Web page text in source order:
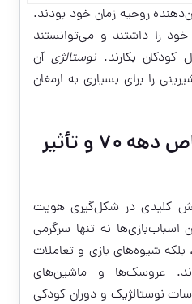
دهه ۶۰ نشان‌دهنده روحیه زمان خود بودند.
را داشتند و می‌توانستند
بکارند. نوستالژیآن
را برای بسیاری به ارمغان
اسباب‌بازی‌های خاص دهه ۷۰ و تأثیر
دهه ۷۰ نقش کلیدی در شکل‌گیری هویت
نه تنها سرگرمی
بلکه شیوه‌های بازی و تعاملات
عروسک‌ها و ماشین‌های
نوستالژیک و دوران کودکی